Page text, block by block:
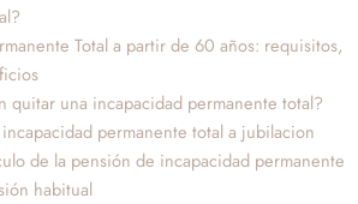
Total a partir de 60 años: requisitos,
quitar una incapacidad permanente total?
permanente total a jubilacion
de la pensión de incapacidad permanente
habitual